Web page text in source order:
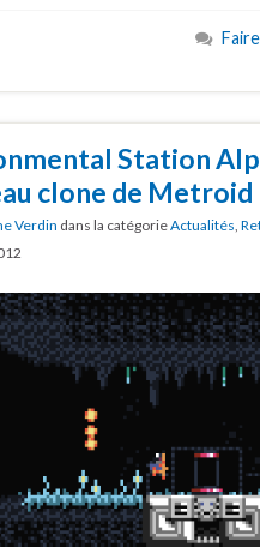
Station
clone de Metroid
Verdin dans la catégorieActualités,